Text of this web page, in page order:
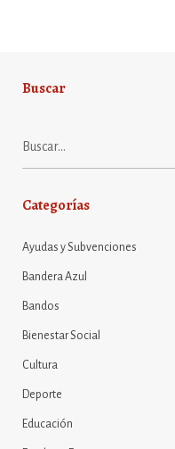
Buscar
Categorías
Ayudas y Subvenciones
Bandera Azul
Bandos
Bienestar Social
Cultura
Deporte
Educación